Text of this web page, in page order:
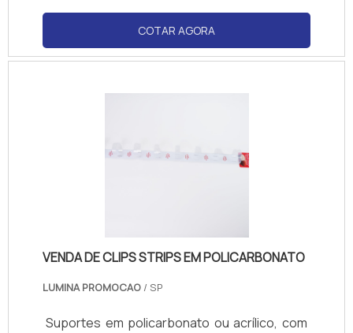
personalizadas (logotipos). Compatível com
papel couchê, PVC ou cartão. Normas de
visibilidade: ângulo de 180° para fácil leitura.
COTAR AGORA
VENDA DE CLIPS STRIPS EM POLICARBONATO
LUMINA PROMOCAO / SP
Suportes em policarbonato ou acrílico, com